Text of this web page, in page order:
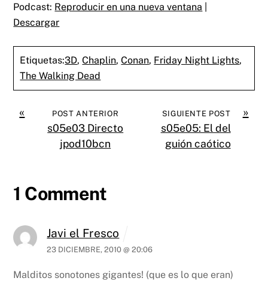
Podcast: Reproducir en una nueva ventana
Descargar
Etiquetas:3D,Chaplin,Conan, Friday Night Lights,
The Walking Dead
« POST ANTERIOR
s05e03 Directo
jpod10bcn
»
SIGUIENTE POST
s05e05: El del
guión caótico
1 Comment
Javi el Fresco
23 DICIEMBRE, 2010 @ 20:06
Malditos sonotones gigantes! (que es lo que eran)